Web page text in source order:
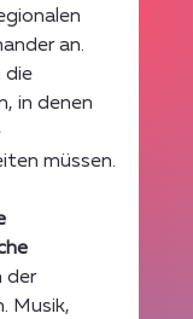
an.
die
in denen
müssen.
der
Musik,